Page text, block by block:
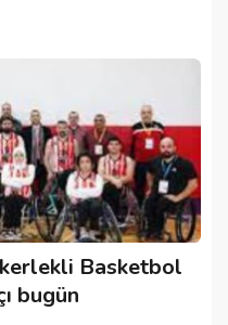
Basketbol
bugün